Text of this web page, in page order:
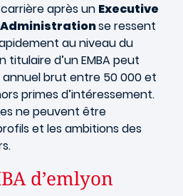
après un Executive
Administrationse ressent
au niveau du
titulaire d’un EMBA peut
brut entre 50 000 et
primes d’intéressement.
ne peuvent être
et les ambitions des
d’emlyon